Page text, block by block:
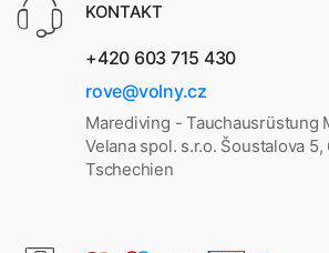
KONTAKT
+420 603 715 430
rove@volny.cz
Marediving - Tauchausrüstung
Velana spol. s.r.o. Šoustalova 5,
Tschechien